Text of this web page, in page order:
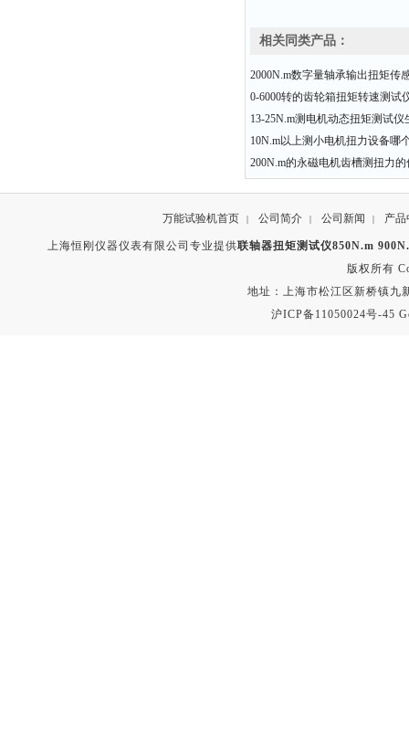
相关同类产品：
2000N.m数字量轴承输出扭矩传
0-6000转的齿轮箱扭矩转速测试
13-25N.m测电机动态扭矩测试仪
10N.m以上测小电机扭力设备哪
200N.m的永磁电机齿槽测扭力
万能试验机首页 | 公司简介 | 公司新闻 | 产品
上海恒刚仪器仪表有限公司专业提供联轴器扭矩测试仪850N.m
版权所有
地址：上海市松江区新桥镇九
沪ICP备11050024号-45